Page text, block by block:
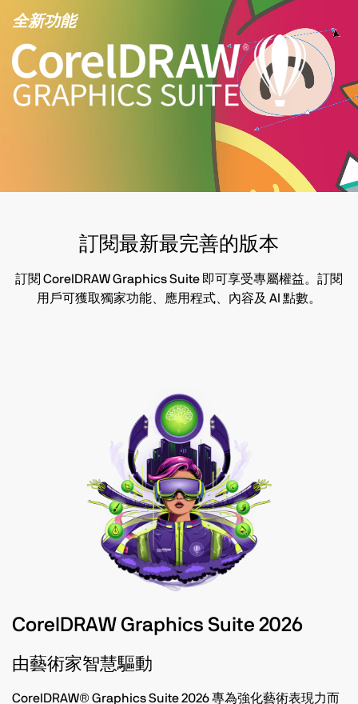
全新功能
訂閱最新最完善的版本
訂閱 CorelDRAW Graphics Suite 即可享受專屬權益。訂閱
用戶可獲取獨家功能、應用程式、內容及 AI 點數。
CorelDRAW Graphics Suite 2026
由藝術家智慧驅動
CorelDRAW® Graphics Suite 2026 專為強化藝術表現力而